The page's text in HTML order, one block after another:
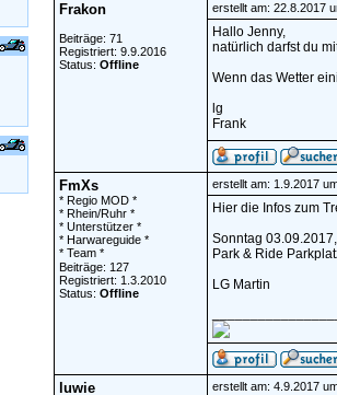
Frakon
Beiträge: 71
Registriert: 9.9.2016
Status: Offline
erstellt am: 22.8.2017
Hallo Jenny,
natürlich darfst du
Wenn das Wetter
lg
Frank
FmXs
* Regio MOD *
* Rhein/Ruhr *
* Unterstützer *
* Harwareguide *
* Team *
Beiträge: 127
Registriert: 1.3.2010
Status: Offline
erstellt am: 1.9.2017
Hier die Infos zum
Sonntag
Park & Ride
LG Martin
luwie erstellt am: 4.9.2017